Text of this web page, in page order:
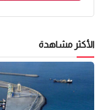
الأكثر مشاهدة